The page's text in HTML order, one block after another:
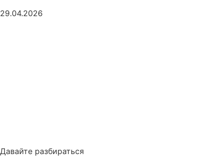
29.04.2026
Давайте разбираться